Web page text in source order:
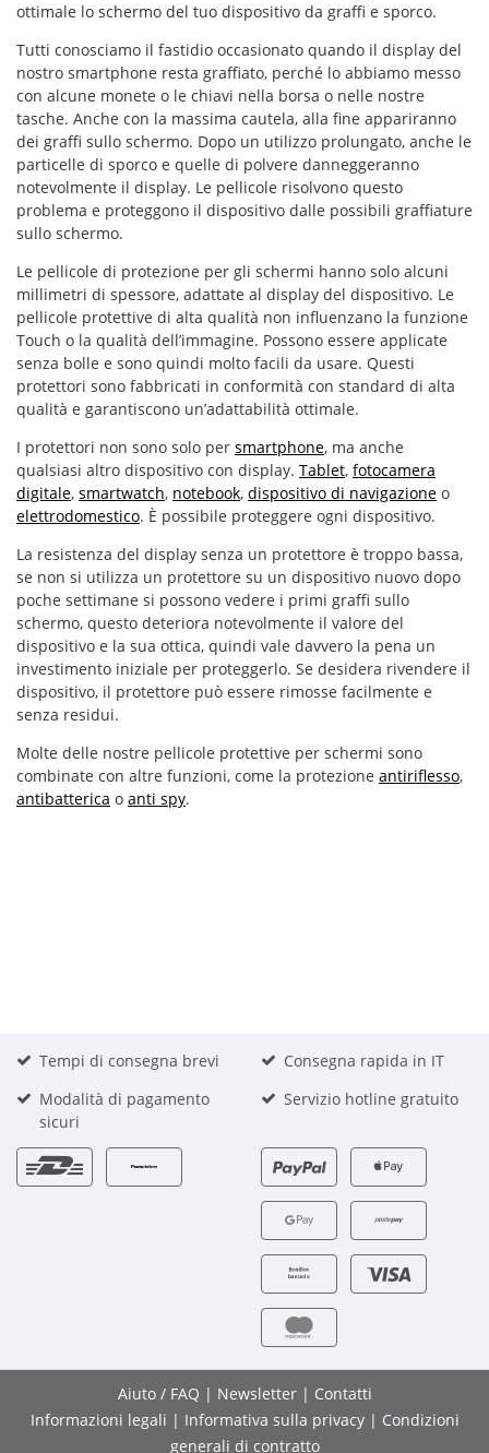
ottimale lo schermo del tuo dispositivo da graffi e sporco.
Tutti conosciamo il fastidio occasionato quando il display del
nostro smartphone resta graffiato, perché lo abbiamo messo
con alcune monete o le chiavi nella borsa o nelle nostre
tasche. Anche con la massima cautela, alla fine appariranno
dei graffi sullo schermo. Dopo un utilizzo prolungato, anche le
particelle di sporco e quelle di polvere danneggeranno
notevolmente il display. Le pellicole risolvono questo
problema e proteggono il dispositivo dalle possibili graffiature
sullo schermo.
Le pellicole di protezione per gli schermi hanno solo alcuni
millimetri di spessore, adattate al display del dispositivo. Le
pellicole protettive di alta qualità non influenzano la funzione
Touch o la qualità dell’immagine. Possono essere applicate
senza bolle e sono quindi molto facili da usare. Questi
protettori sono fabbricati in conformità con standard di alta
qualità e garantiscono un’adattabilità ottimale.
I protettori non sono solo per smartphone, ma anche
qualsiasi altro dispositivo con display. Tablet, fotocamera
digitale, smartwatch, notebook, dispositivo di navigazione o
elettrodomestico. È possibile proteggere ogni dispositivo.
La resistenza del display senza un protettore è troppo bassa,
se non si utilizza un protettore su un dispositivo nuovo dopo
poche settimane si possono vedere i primi graffi sullo
schermo, questo deteriora notevolmente il valore del
dispositivo e la sua ottica, quindi vale davvero la pena un
investimento iniziale per proteggerlo. Se desidera rivendere il
dispositivo, il protettore può essere rimosse facilmente e
senza residui.
Molte delle nostre pellicole protettive per schermi sono
combinate con altre funzioni, come la protezione antiriflesso,
antibatterica o anti spy.
Tempi di consegna brevi
Consegna rapida in IT
Modalità di pagamento
sicuri
Servizio hotline gratuito
Aiuto / FAQ | Newsletter | Contatti
Informazioni legali | Informativa sulla privacy | Condizioni
generali di contratto